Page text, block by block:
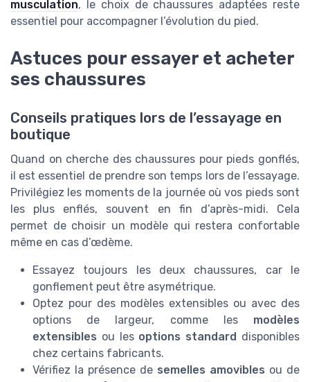
musculation, le choix de chaussures adaptées reste
essentiel pour accompagner l’évolution du pied.
Astuces pour essayer et acheter
ses chaussures
Conseils pratiques lors de l’essayage en
boutique
Quand on cherche des chaussures pour pieds gonflés,
il est essentiel de prendre son temps lors de l’essayage.
Privilégiez les moments de la journée où vos pieds sont
les plus enflés, souvent en fin d’après-midi. Cela
permet de choisir un modèle qui restera confortable
même en cas d’œdème.
Essayez toujours les deux chaussures, car le
gonflement peut être asymétrique.
Optez pour des modèles extensibles ou avec des
options de largeur, comme les modèles
extensibles ou les options standard disponibles
chez certains fabricants.
Vérifiez la présence de semelles amovibles ou de